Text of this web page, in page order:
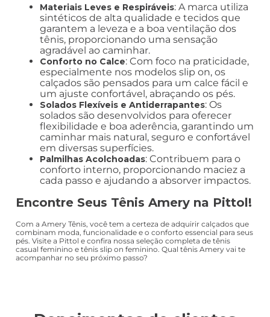
Materiais Leves e Respiráveis: A marca utiliza
sintéticos de alta qualidade e tecidos que
garantem a leveza e a boa ventilação dos
tênis, proporcionando uma sensação
agradável ao caminhar.
Conforto no Calce: Com foco na praticidade,
especialmente nos modelos slip on, os
calçados são pensados para um calce fácil e
um ajuste confortável, abraçando os pés.
Solados Flexíveis e Antiderrapantes: Os
solados são desenvolvidos para oferecer
flexibilidade e boa aderência, garantindo um
caminhar mais natural, seguro e confortável
em diversas superfícies.
Palmilhas Acolchoadas: Contribuem para o
conforto interno, proporcionando maciez a
cada passo e ajudando a absorver impactos.
Encontre Seus Tênis Amery na Pittol!
Com a Amery Tênis, você tem a certeza de adquirir calçados que
combinam moda, funcionalidade e o conforto essencial para seus
pés. Visite a Pittol e confira nossa seleção completa de tênis
casual feminino e tênis slip on feminino. Qual tênis Amery vai te
acompanhar no seu próximo passo?